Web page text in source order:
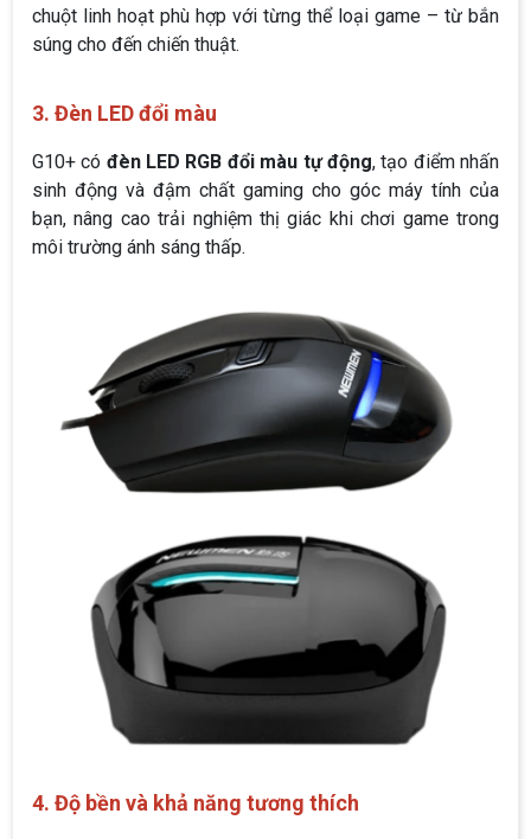
chuột linh hoạt phù hợp với từng thể loại game – từ bắn
súng cho đến chiến thuật.
3. Đèn LED đổi màu
G10+ có đèn LED RGB đổi màu tự động, tạo điểm nhấn
sinh động và đậm chất gaming cho góc máy tính của
bạn, nâng cao trải nghiệm thị giác khi chơi game trong
môi trường ánh sáng thấp.
4. Độ bền và khả năng tương thích